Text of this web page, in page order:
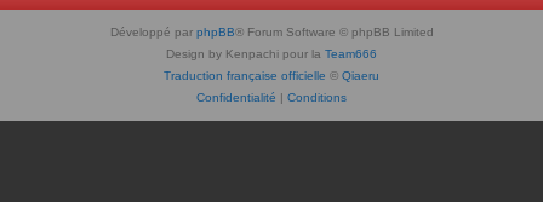
Développé par phpBB® Forum Software © phpBB Limited
Design by Kenpachi pour la Team666
Traduction française officielle © Qiaeru
Confidentialité | Conditions